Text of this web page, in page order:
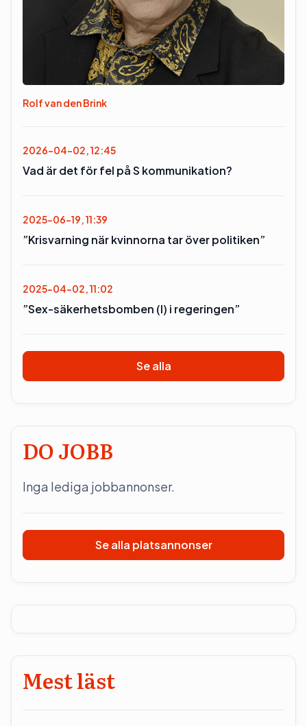
Rolf van den Brink
2026-04-02, 12:45
Vad är det för fel på S kommunikation?
2025-06-19, 11:39
”Krisvarning när kvinnorna tar över politiken”
2025-04-02, 11:02
”Sex-säkerhetsbomben (l) i regeringen”
Se alla
DO JOBB
Inga lediga jobbannonser.
Se alla platsannonser
Mest läst